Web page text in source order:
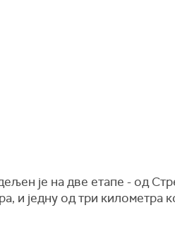
је на две етапе - од
и једну од три километра